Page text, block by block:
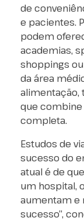
de
e pacientes.
podem
academias,
shoppings
da área
alimentação,
que combine
completa.
Estudos de
sucesso do
atual é de
um hospital,
aumentam e
sucesso”,